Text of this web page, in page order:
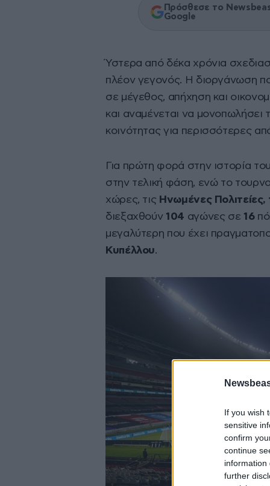
If you wish
sensitive
confirm
continue
information
further
Πρόσθεσε το
Google
Ύστερα από δέκα χρόνια
πλέον γεγονός. Η διοργάνωση
σε μέγεθος, απήχηση και
και αναμένεται να μονοπωλήσει
κοινότητας για περισσότερες
Για πρώτη φορά στην ιστορία
στην τελική φάση, ενώ το
χώρες, τις Ηνωμένες
διεξαχθούν104 αγώνες σε16
μεγαλύτερη που έχει
Κυπέλλου.